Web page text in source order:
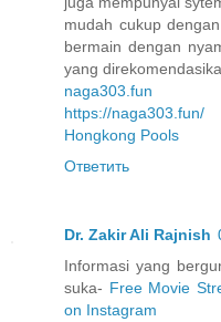
mudah cukup
bermain dengan
yang
naga303.fun
https://naga303.fun/
Hongkong Pools
Ответить
Dr. Zakir Ali Rajnish
Informasi yang
suka- Free Movie
on Instagram